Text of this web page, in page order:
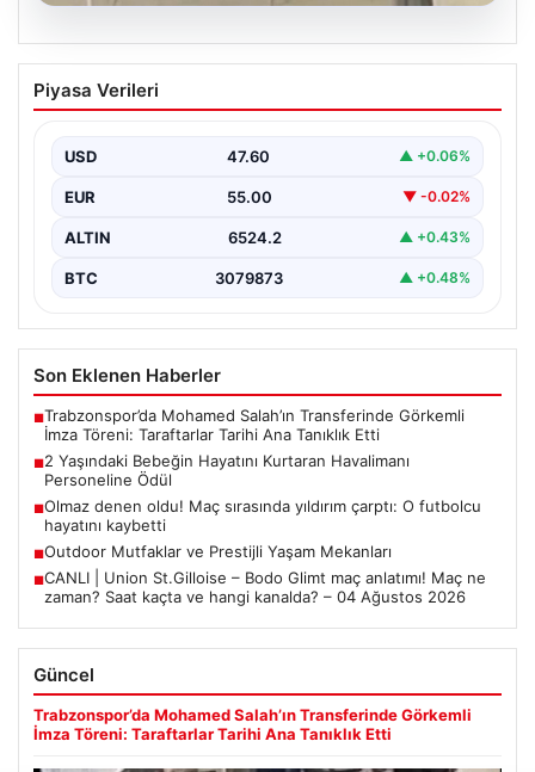
2 Yaşındaki Bebeğin Hayatını Kurtaran
Havalimanı Personeline Ödül
bir olayda, 2 yaşındaki Liam isimli bir çocuğun…
Piyasa Verileri
USD 47.60 ▲ +0.06%
EUR 55.00 ▼ -0.02%
ALTIN 6524.2 ▲ +0.43%
BTC 3079873 ▲ +0.48%
Son Eklenen Haberler
■Trabzonspor’da Mohamed Salah’ın Transferinde Görkemli
İmza Töreni: Taraftarlar Tarihi Ana Tanıklık Etti
■2 Yaşındaki Bebeğin Hayatını Kurtaran Havalimanı
Personeline Ödül
■Olmaz denen oldu! Maç sırasında yıldırım çarptı: O futbolcu
hayatını kaybetti
■Outdoor Mutfaklar ve Prestijli Yaşam Mekanları
■CANLI | Union St.Gilloise – Bodo Glimt maç anlatımı! Maç ne
zaman? Saat kaçta ve hangi kanalda? – 04 Ağustos 2026
Güncel
Trabzonspor’da Mohamed Salah’ın Transferinde Görkemli
İmza Töreni: Taraftarlar Tarihi Ana Tanıklık Etti